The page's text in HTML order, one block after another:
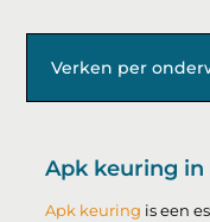
Apk keuring in
Apk keuring is een
Verken per